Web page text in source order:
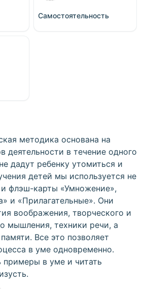
Самостоятельность
методика основана на
деятельности в течение одного
дадут ребенку утомиться и
детей мы используется не
и флэш-карты «Умножение»,
и «Прилагательные». Они
воображения, творческого и
мышления, техники речи, а
Все это позволяет
в уме одновременно.
в уме и читать